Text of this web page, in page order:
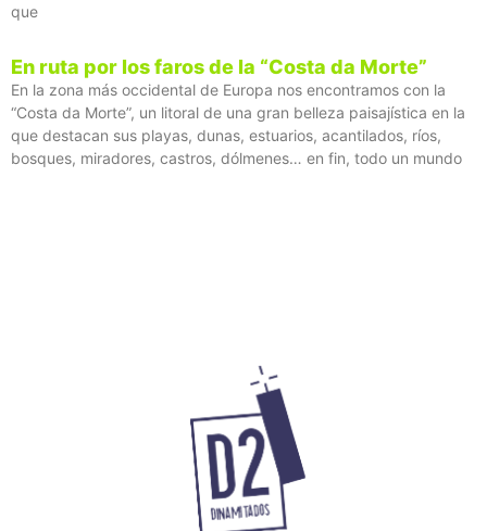
que
En ruta por los faros de la “Costa da Morte”
En la zona más occidental de Europa nos encontramos con la
“Costa da Morte”, un litoral de una gran belleza paisajística en la
que destacan sus playas, dunas, estuarios, acantilados, ríos,
bosques, miradores, castros, dólmenes… en fin, todo un mundo